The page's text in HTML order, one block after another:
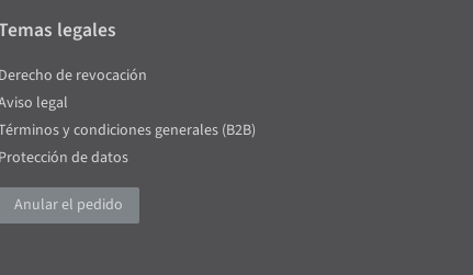
legales
Derecho de revocación
legal
y condiciones generales (B2B)
Protección de datos
Anular el pedido